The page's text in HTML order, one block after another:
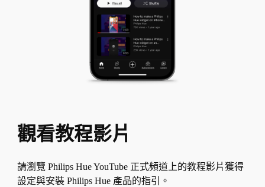
觀看教程影片
請瀏覽 Philips Hue YouTube 正式頻道上的教程影片獲得
設定與安裝 Philips Hue 產品的指引。